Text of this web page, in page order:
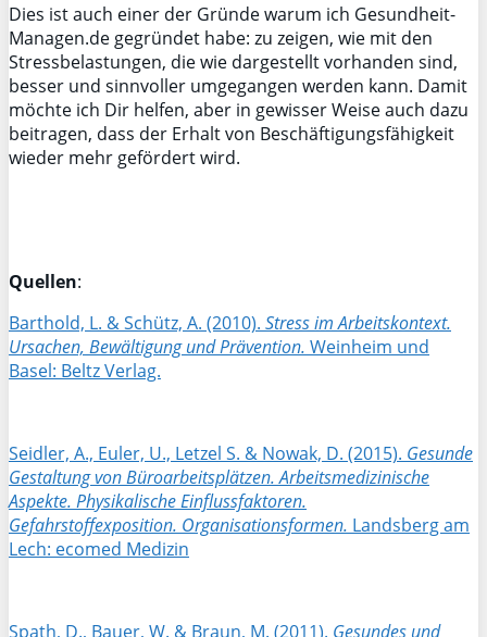
Dies ist auch einer der Gründe warum ich Gesundheit-
Managen.de gegründet habe: zu zeigen, wie mit den
Stressbelastungen, die wie dargestellt vorhanden sind,
besser und sinnvoller umgegangen werden kann. Damit
möchte ich Dir helfen, aber in gewisser Weise auch dazu
beitragen, dass der Erhalt von Beschäftigungsfähigkeit
wieder mehr gefördert wird.
Quellen:
Barthold, L. & Schütz, A. (2010). Stress im Arbeitskontext.
Ursachen, Bewältigung und Prävention. Weinheim und
Basel: Beltz Verlag.
Seidler, A., Euler, U., Letzel S. & Nowak, D. (2015). Gesunde
Gestaltung von Büroarbeitsplätzen. Arbeitsmedizinische
Aspekte. Physikalische Einflussfaktoren.
Gefahrstoffexposition. Organisationsformen. Landsberg am
Lech: ecomed Medizin
Spath, D., Bauer, W. & Braun, M. (2011). Gesundes und